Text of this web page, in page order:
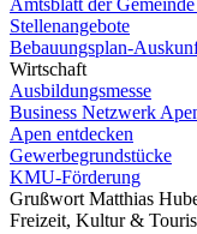
Amtsblatt der
Stellenangebote
Bebauungsplan-
Wirtschaft
Ausbildungsmesse
Business Netzwerk
Apen entdecken
Gewerbegrundstücke
KMU-Förderung
Grußwort Matthias
Freizeit, Kultur &